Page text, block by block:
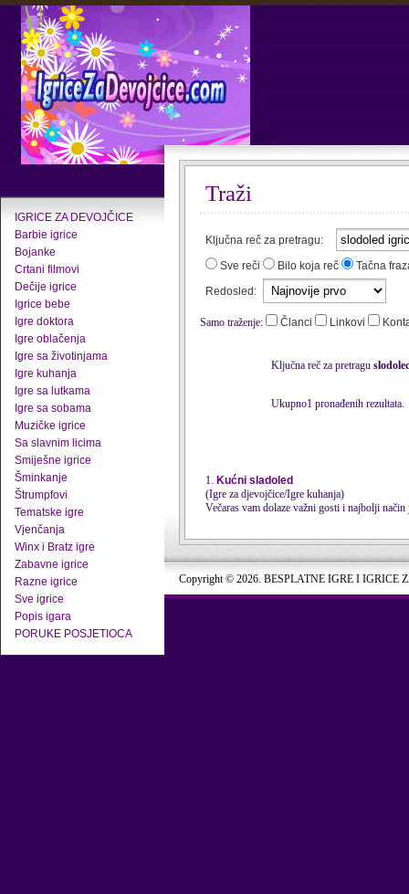
IGRICE ZA DEVOJČICE
Barbie igrice
Bojanke
Crtani filmovi
Dečije igrice
Igrice bebe
Igre doktora
Igre oblačenja
Igre sa životinjama
Igre kuhanja
Igre sa lutkama
Igre sa sobama
Muzičke igrice
Sa slavnim licima
Smiješne igrice
Šminkanje
Štrumpfovi
Tematske igre
Vjenčanja
Winx i Bratz igre
Zabavne igrice
Razne igrice
Sve igrice
Popis igara
PORUKE POSJETIOCA
Traži
Ključna reč za pretragu:
Sve reči
Bilo koja reč
Tačna
Redosled:
Samo traženje: Članci Linkovi
Ključna reč za pretragu
Ukupno1 pronađenih rezultata.
1. Kućni sladoled
(Igre za djevojčice/Igre kuhanja)
Večaras vam dolaze važni gosti i najbolji
Copyright © 2026. BESPLATNE IGRE I IGRICE